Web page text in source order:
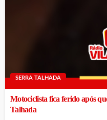
SERRA TALHADA
Motociclista fica ferido após
Talhada